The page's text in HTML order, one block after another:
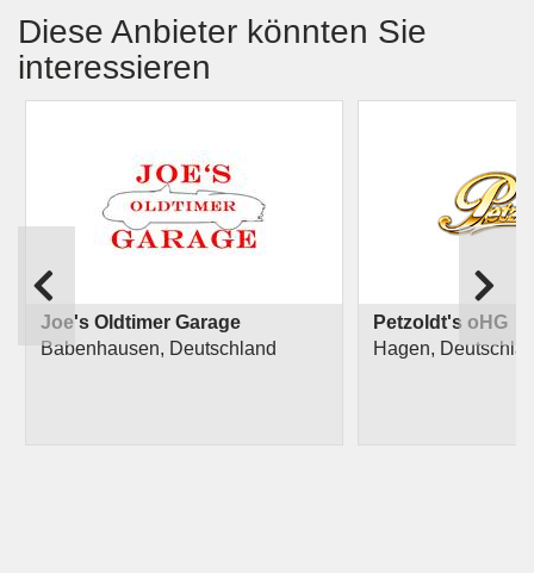
Diese Anbieter könnten Sie
interessieren
Joe's Oldtimer Garage
Babenhausen, Deutschland
Petzoldt's oHG
Hagen,